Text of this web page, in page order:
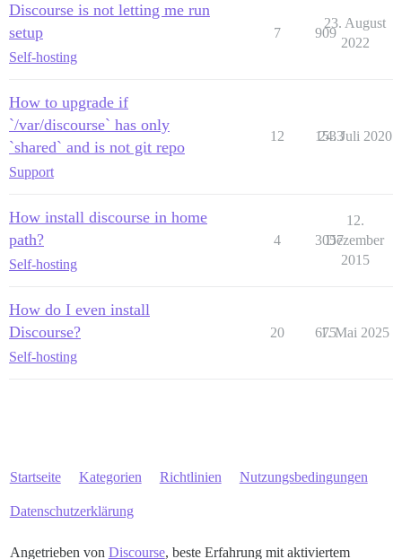
Discourse is not letting me run
setup
Self-hosting
7 909
23. August
2022
How to upgrade if
`/var/discourse` has only
`shared` and is not git repo
Support
12 1533
24. Juli 2020
How install discourse in home
path?
Self-hosting
4 3057
12.
Dezember
2015
How do I even install
Discourse?
Self-hosting
20 675
1. Mai 2025
Startseite Kategorien Richtlinien Nutzungsbedingungen
Datenschutzerklärung
Angetrieben von Discourse, beste Erfahrung mit aktiviertem